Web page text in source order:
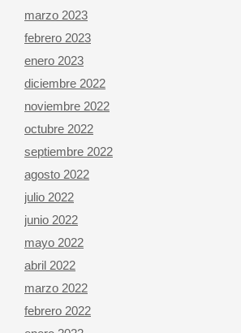
marzo 2023
febrero 2023
enero 2023
diciembre 2022
noviembre 2022
octubre 2022
septiembre 2022
agosto 2022
julio 2022
junio 2022
mayo 2022
abril 2022
marzo 2022
febrero 2022